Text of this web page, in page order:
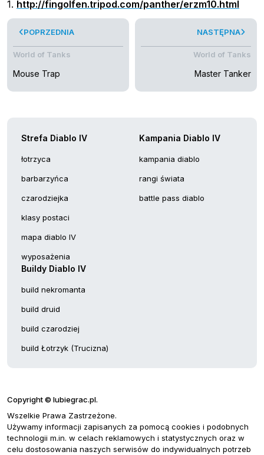
1. http://fingolfen.tripod.com/panther/erzm10.html
POPRZEDNIA
World of Tanks
Mouse Trap
NASTĘPNA
World of Tanks
Master Tanker
Strefa Diablo IV
łotrzyca
barbarzyńca
czarodziejka
klasy postaci
mapa diablo IV
wyposażenia
Kampania Diablo IV
kampania diablo
rangi świata
battle pass diablo
Buildy Diablo IV
build nekromanta
build druid
build czarodziej
build Łotrzyk (Trucizna)
Copyright © lubiegrac.pl.
Wszelkie Prawa Zastrzeżone.
Używamy informacji zapisanych za pomocą cookies i podobnych
technologii m.in. w celach reklamowych i statystycznych oraz w
celu dostosowania naszych serwisów do indywidualnych potrzeb